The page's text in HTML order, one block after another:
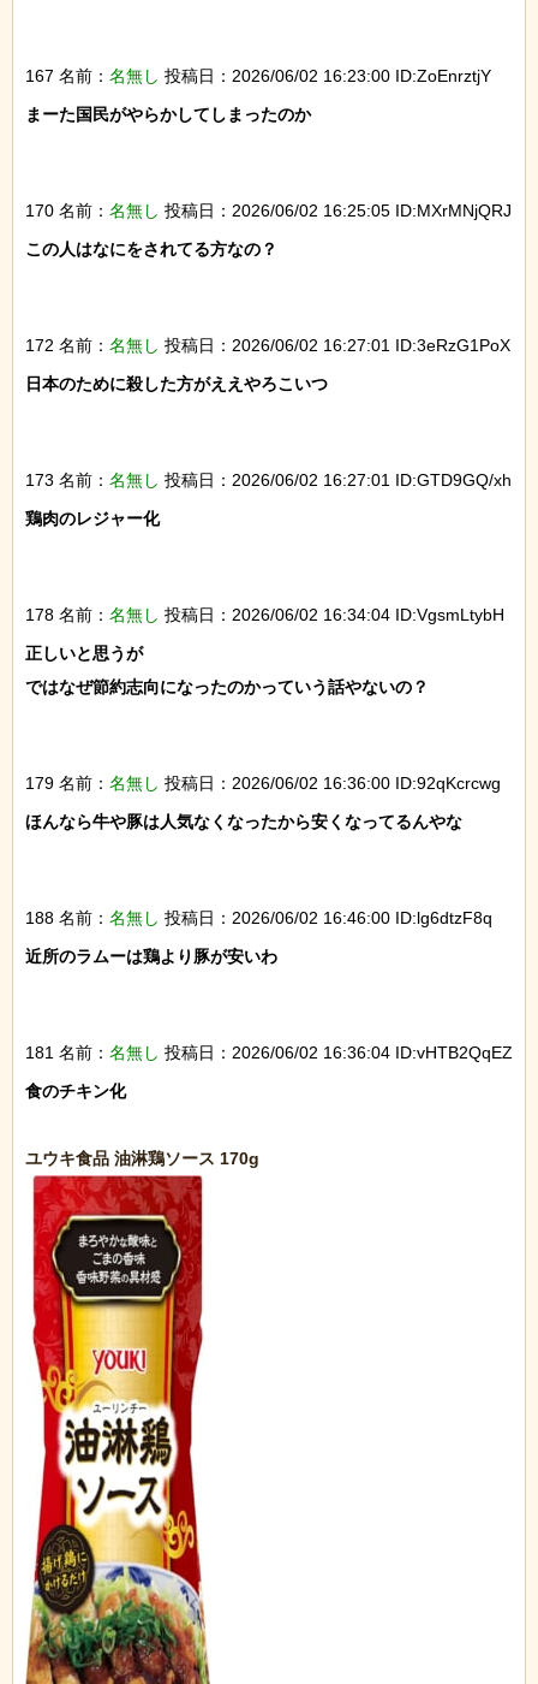
167 名前： 名無し 投稿日：2026/06/02 16:23:00 ID:ZoEnrztjY
まーた国民がやらかしてしまったのか
170 名前： 名無し 投稿日：2026/06/02 16:25:05 ID:MXrMNjQRJ
この人はなにをされてる方なの？
172 名前： 名無し 投稿日：2026/06/02 16:27:01 ID:3eRzG1PoX
日本のために殺した方がええやろこいつ
173 名前： 名無し 投稿日：2026/06/02 16:27:01 ID:GTD9GQ/xh
鶏肉のレジャー化
178 名前： 名無し 投稿日：2026/06/02 16:34:04 ID:VgsmLtybH
正しいと思うが
ではなぜ節約志向になったのかっていう話やないの？
179 名前： 名無し 投稿日：2026/06/02 16:36:00 ID:92qKcrcwg
ほんなら牛や豚は人気なくなったから安くなってるんやな
188 名前： 名無し 投稿日：2026/06/02 16:46:00 ID:lg6dtzF8q
近所のラムーは鶏より豚が安いわ
181 名前： 名無し 投稿日：2026/06/02 16:36:04 ID:vHTB2QqEZ
食のチキン化